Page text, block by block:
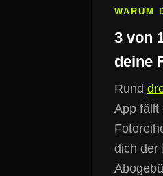
WARUM
3 von
deine
Rund
App fällt
dich der